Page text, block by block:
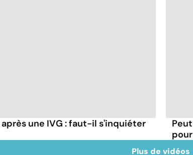
une IVG : faut-il s'inquiéter
Plus de vidéos